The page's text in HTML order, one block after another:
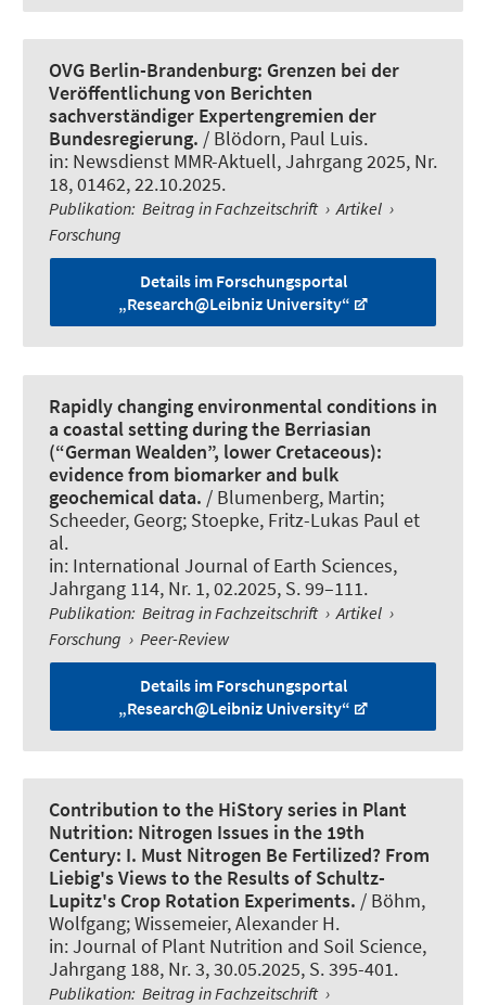
OVG Berlin-Brandenburg: Grenzen bei der
Veröffentlichung von Berichten
sachverständiger Expertengremien der
Bundesregierung. / Blödorn, Paul Luis.
in: Newsdienst MMR-Aktuell, Jahrgang 2025, Nr.
18, 01462, 22.10.2025.
Publikation: Beitrag in Fachzeitschrift › Artikel ›
Forschung
Details im Forschungsportal
„Research@Leibniz University“
Rapidly changing environmental conditions in
a coastal setting during the Berriasian
(“German Wealden”, lower Cretaceous):
evidence from biomarker and bulk
geochemical data. / Blumenberg, Martin;
Scheeder, Georg; Stoepke, Fritz-Lukas Paul et
al.
in: International Journal of Earth Sciences,
Jahrgang 114, Nr. 1, 02.2025, S. 99–111.
Publikation: Beitrag in Fachzeitschrift › Artikel ›
Forschung › Peer-Review
Details im Forschungsportal
„Research@Leibniz University“
Contribution to the HiStory series in Plant
Nutrition: Nitrogen Issues in the 19th
Century: I. Must Nitrogen Be Fertilized? From
Liebig's Views to the Results of Schultz-
Lupitz's Crop Rotation Experiments. / Böhm,
Wolfgang; Wissemeier, Alexander H.
in:Journal of Plant Nutrition and Soil Science,
Jahrgang 188, Nr. 3, 30.05.2025, S. 395-401.
Publikation: Beitrag in Fachzeitschrift ›